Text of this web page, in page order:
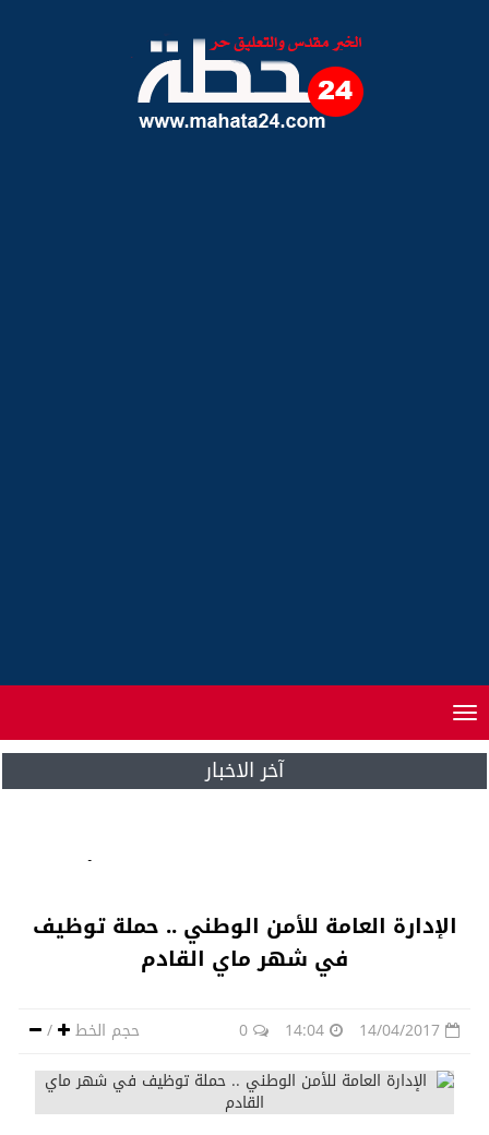
Toggle
navigation
آخر الاخبار
الإدارة العامة للأمن الوطني .. حملة توظيف
في شهر ماي القادم
حجم الخط / 14/04/2017
14:04
0